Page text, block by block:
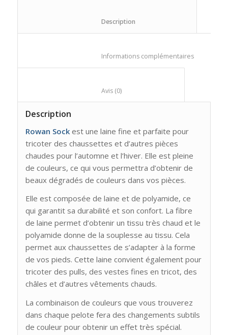
Informations
						Avis (0)
Description
Rowan Sockest une laine fine et parfaite pour
tricoter des chaussettes et d’autres pièces
chaudes pour l’automne et l’hiver. Elle est pleine
de couleurs, ce qui vous permettra d’obtenir de
beaux dégradés de couleurs dans vos pièces.
Elle est composée de laine et de polyamide, ce
qui garantit sa durabilité et son confort. La fibre
de laine permet d’obtenir un tissu très chaud et le
polyamide donne de la souplesse au tissu. Cela
permet aux chaussettes de s’adapter à la forme
de vos pieds. Cette laine convient également pour
tricoter des pulls, des vestes fines en tricot, des
châles et d’autres vêtements chauds.
La combinaison de couleurs que vous trouverez
dans chaque pelote fera des changements subtils
de couleur pour obtenir un effet très spécial.